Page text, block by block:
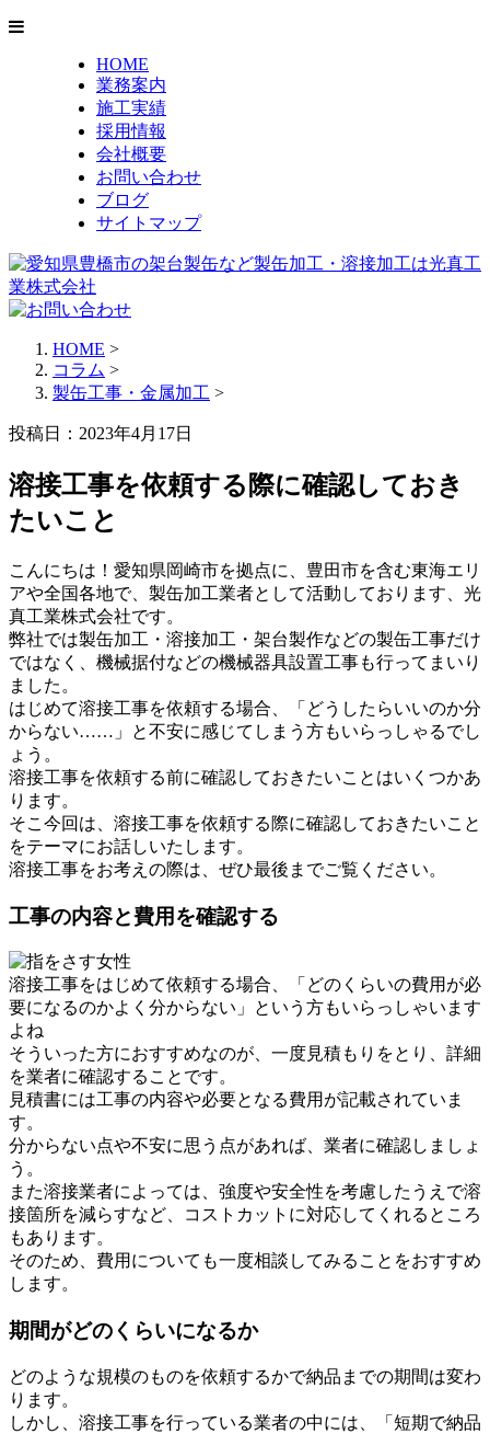
HOME
業務案内
施工実績
採用情報
会社概要
お問い合わせ
ブログ
サイトマップ
HOME >
コラム >
製缶工事・金属加工 >
投稿日：2023年4月17日
溶接工事を依頼する際に確認しておき
たいこと
こんにちは！愛知県岡崎市を拠点に、豊田市を含む東海エリ
アや全国各地で、製缶加工業者として活動しております、光
真工業株式会社です。
弊社では製缶加工・溶接加工・架台製作などの製缶工事だけ
ではなく、機械据付などの機械器具設置工事も行ってまいり
ました。
はじめて溶接工事を依頼する場合、「どうしたらいいのか分
からない……」と不安に感じてしまう方もいらっしゃるでし
ょう。
溶接工事を依頼する前に確認しておきたいことはいくつかあ
ります。
そこ今回は、溶接工事を依頼する際に確認しておきたいこと
をテーマにお話しいたします。
溶接工事をお考えの際は、ぜひ最後までご覧ください。
工事の内容と費用を確認する
溶接工事をはじめて依頼する場合、「どのくらいの費用が必
要になるのかよく分からない」という方もいらっしゃいます
よね
そういった方におすすめなのが、一度見積もりをとり、詳細
を業者に確認することです。
見積書には工事の内容や必要となる費用が記載されていま
す。
分からない点や不安に思う点があれば、業者に確認しましょ
う。
また溶接業者によっては、強度や安全性を考慮したうえで溶
接箇所を減らすなど、コストカットに対応してくれるところ
もあります。
そのため、費用についても一度相談してみることをおすすめ
します。
期間がどのくらいになるか
どのような規模のものを依頼するかで納品までの期間は変わ
ります。
しかし、溶接工事を行っている業者の中には、「短期で納品